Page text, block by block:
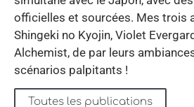
officielles et sourcées. Mes trois
Shingeki no Kyojin, Violet
Alchemist, de par leurs
scénarios palpitants !
Toutes les publications